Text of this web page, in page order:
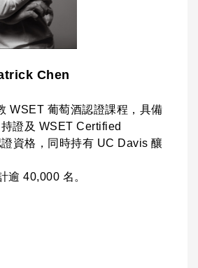
Chen
WSET 葡萄酒認證課程，具備
證及 WSET Certified
資格，同時持有 UC Davis 釀
逾 40,000 名。